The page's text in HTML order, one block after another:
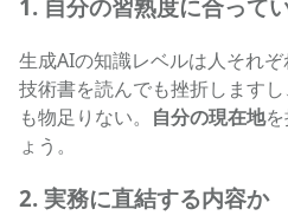
1. 自分の習熟度に合って
生成AIの知識レベルは人それ
技術書を読んでも挫折します
も物足りない。 自分の現在地
ょう。
2. 実務に直結する内容か